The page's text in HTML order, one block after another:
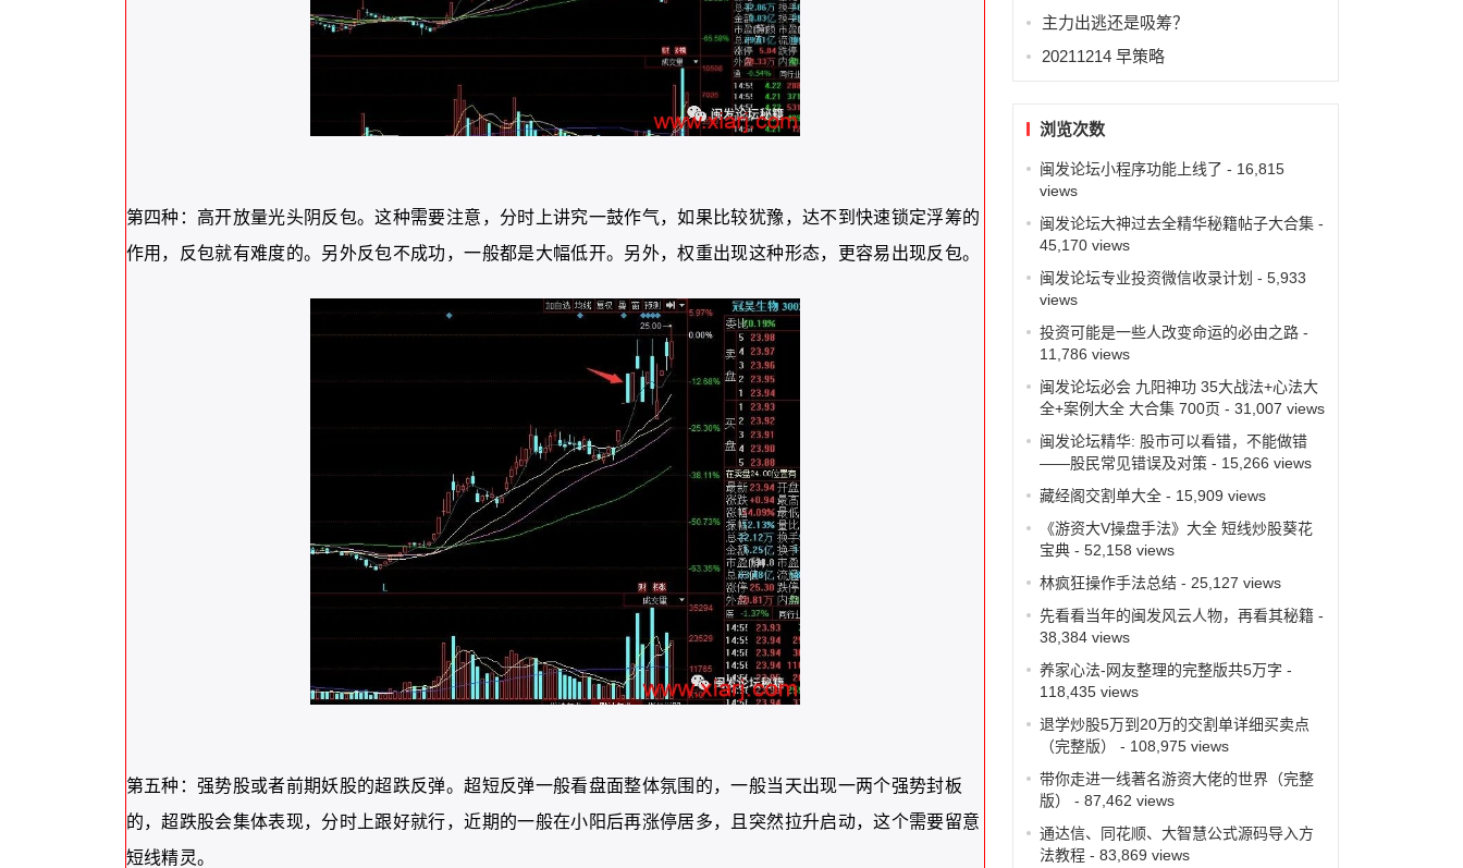
第四种：高开放量光头阴反包。这种需要注意，分时上讲究一鼓作气，如果比较犹豫，达不到快速锁定浮筹的
作用，反包就有难度的。另外反包不成功，一般都是大幅低开。另外，权重出现这种形态，更容易出现反包。
第五种：强势股或者前期妖股的超跌反弹。超短反弹一般看盘面整体氛围的，一般当天出现一两个强势封板
的，超跌股会集体表现，分时上跟好就行，近期的一般在小阳后再涨停居多，且突然拉升启动，这个需要留意
短线精灵。
主力出逃还是吸筹？
20211214 早策略
浏览次数
闽发论坛小程序功能上线了 - 16,815
views
闽发论坛大神过去全精华秘籍帖子大合集-
45,170 views
闽发论坛专业投资微信收录计划 - 5,933
views
投资可能是一些人改变命运的必由之路-
11,786 views
闽发论坛必会 九阳神功 35大战法+心法大
全+案例大全 大合集 700页 - 31,007 views
闽发论坛精华: 股市可以看错，不能做错
——股民常见错误及对策- 15,266 views
藏经阁交割单大全- 15,909 views
《游资大V操盘手法》大全 短线炒股葵花
宝典- 52,158 views
林疯狂操作手法总结- 25,127 views
先看看当年的闽发风云人物，再看其秘籍-
38,384 views
养家心法-网友整理的完整版共5万字 -
118,435 views
退学炒股5万到20万的交割单详细买卖点
（完整版）
- 108,975 views
带你走进一线著名游资大佬的世界（完整
版）
- 87,462 views
通达信、同花顺、大智慧公式源码导入方
法教程- 83,869 views